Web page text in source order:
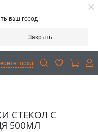
ваш город
Закрыть
город
СТЕКОЛ С
500МЛ